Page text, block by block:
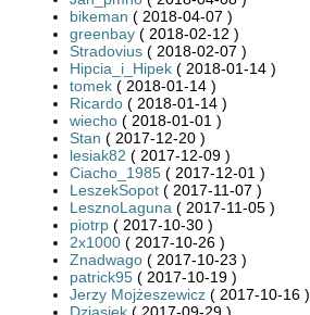
bikeman ( 2018-04-07 )
greenbay ( 2018-02-12 )
Stradovius ( 2018-02-07 )
Hipcia_i_Hipek ( 2018-01-14 )
tomek ( 2018-01-14 )
Ricardo ( 2018-01-14 )
wiecho ( 2018-01-01 )
Stan ( 2017-12-20 )
lesiak82 ( 2017-12-09 )
Ciacho_1985 ( 2017-12-01 )
LeszekSopot ( 2017-11-07 )
LesznoLaguna ( 2017-11-05 )
piotrp ( 2017-10-30 )
2x1000 ( 2017-10-26 )
Znadwago ( 2017-10-23 )
patrick95 ( 2017-10-19 )
Jerzy Mojżeszewicz ( 2017-10-16 )
Dziasiek ( 2017-09-29 )